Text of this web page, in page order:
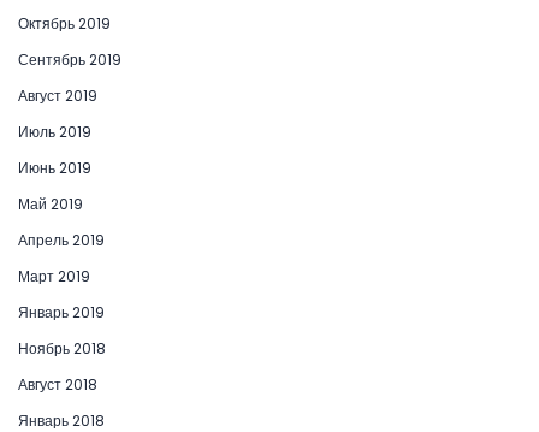
Октябрь 2019
Сентябрь 2019
Август 2019
Июль 2019
Июнь 2019
Май 2019
Апрель 2019
Март 2019
Январь 2019
Ноябрь 2018
Август 2018
Январь 2018